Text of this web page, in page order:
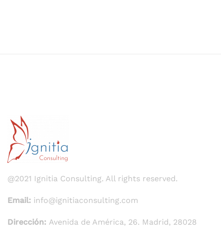
@2021 Ignitia Consulting. All rights reserved.
Email: info@ignitiaconsulting.com
Dirección: Avenida de América, 26. Madrid, 28028